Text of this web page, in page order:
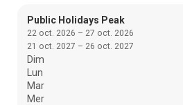
Public Holidays Peak
22 oct. 2026 – 27 oct. 2026
21 oct. 2027 – 26 oct. 2027
Dim
Lun
Mar
Mer